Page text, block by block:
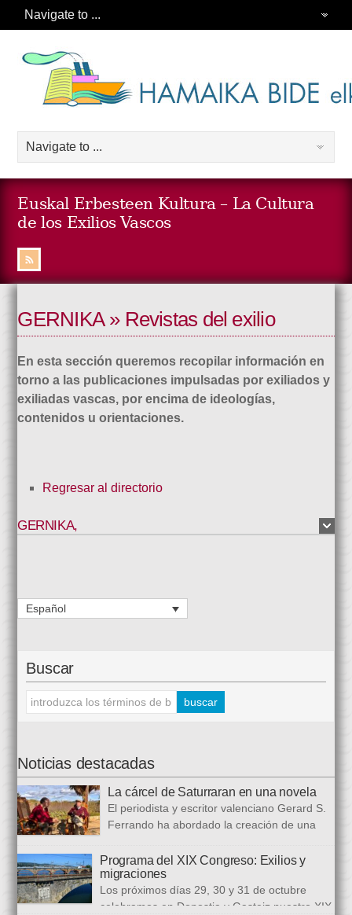
Euskal Erbesteen Kultura – La Cultura
de los Exilios Vascos
GERNIKA » Revistas del exilio
En esta sección queremos recopilar información en
torno a las publicaciones impulsadas por exiliados y
exiliadas vascas, por encima de ideologías,
contenidos u orientaciones.
Regresar al directorio
GERNIKA,
Español
Buscar
Noticias destacadas
La cárcel de Saturraran en una novela
El periodista y escritor valenciano Gerard S.
Ferrando ha abordado la creación de una
realidad actual, con numerosas referencias al pasado. El ciclo
se inició en 2024 con Cariño, soy un iai@flauta, continuó en
2025 con Los abrazos aplazados y finalizará con Las
ausencias que heredamos, directamente ligada […]
Programa del XIX Congreso: Exilios y
migraciones
Los próximos días 29, 30 y 31 de octubre
celebramos en Donostia y Gasteiz nuestro XIX